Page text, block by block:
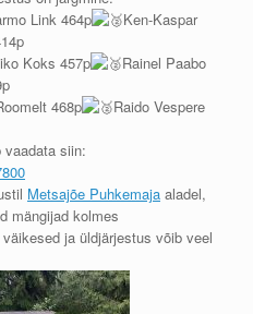
Link 464p
Ken-Kaspar
Koks 457p
Rainel Paabo
468p
Raido Vespere
vaadata siin:
Metsajõe Puhkemaja aladel,
mängijad kolmes
ja üldjärjestus võib veel